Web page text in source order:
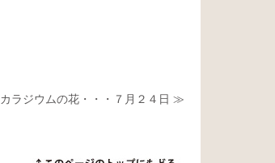
カラジウムの花・・・７月２４日 ≫